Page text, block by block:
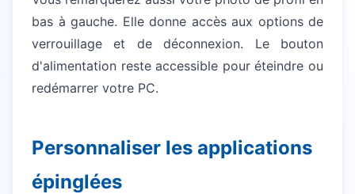
bas à gauche. Elle donne accès aux options de
verrouillage et de déconnexion. Le bouton
d'alimentation reste accessible pour éteindre ou
redémarrer votre PC.
Personnaliser les applications
épinglées